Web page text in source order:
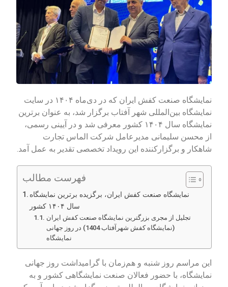
نمایشگاه صنعت کفش ایران که در دی‌ماه ۱۴۰۴ در سایت
نمایشگاه بین‌المللی شهر آفتاب برگزار شد، به عنوان برترین
نمایشگاه سال ۱۴۰۴ کشور معرفی شد و در آیینی رسمی،
از محسن سلیمانی مدیرعامل شرکت الماس تجارت
شاهکار و برگزارکننده این رویداد تخصصی تقدیر به عمل آمد.
فهرست مطالب
نمایشگاه صنعت کفش ایران، برگزیده برترین نمایشگاه
سال ۱۴۰۴ کشور
تجلیل از مجری بزرگترین نمایشگاه صنعت کفش ایران
(نمایشگاه کفش شهرآفتاب 1404) در روز جهانی
نمایشگاه
این مراسم روز شنبه و هم‌زمان با گرامیداشت روز جهانی
نمایشگاه‌، با حضور فعالان صنعت نمایشگاهی کشور و به